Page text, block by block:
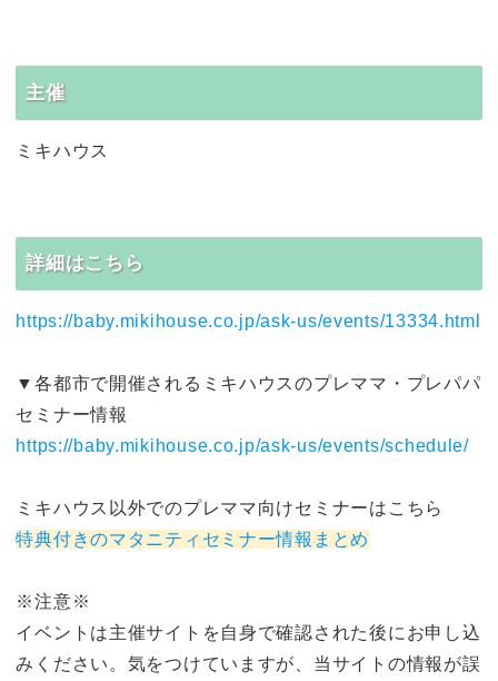
主催
ミキハウス
詳細はこちら
https://baby.mikihouse.co.jp/ask-us/events/13334.html
▼各都市で開催されるミキハウスのプレママ・プレパパ
セミナー情報
https://baby.mikihouse.co.jp/ask-us/events/schedule/
ミキハウス以外でのプレママ向けセミナーはこちら
特典付きのマタニティセミナー情報まとめ
※注意※
イベントは主催サイトを自身で確認された後にお申し込
みください。気をつけていますが、当サイトの情報が誤